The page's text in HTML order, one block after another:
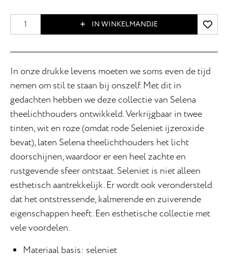
IN WINKELMANDJE
In onze drukke levens moeten we soms even de tijd
nemen om stil te staan bij onszelf. Met dit in
gedachten hebben we deze collectie van Selena
theelichthouders ontwikkeld. Verkrijgbaar in twee
tinten, wit en roze (omdat rode Seleniet ijzeroxide
bevat), laten Selena theelichthouders het licht
doorschijnen, waardoor er een heel zachte en
rustgevende sfeer ontstaat. Seleniet is niet alleen
esthetisch aantrekkelijk. Er wordt ook verondersteld
dat het ontstressende, kalmerende en zuiverende
eigenschappen heeft. Een esthetische collectie met
vele voordelen.
Materiaal basis: seleniet